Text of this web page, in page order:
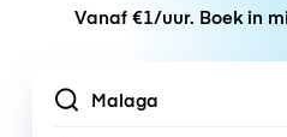
Vanaf €1/uur. Boek in
Location